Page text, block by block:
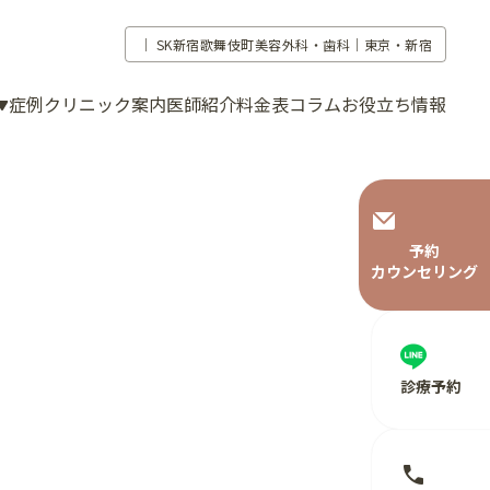
｜ SK新宿歌舞伎町美容外科・歯科｜東京・新宿
症例クリニック案内医師紹介料金表コラムお役立ち情報
診療予約
予約
カウンセリング